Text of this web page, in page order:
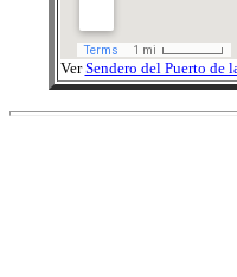
VerSendero del Puerto de